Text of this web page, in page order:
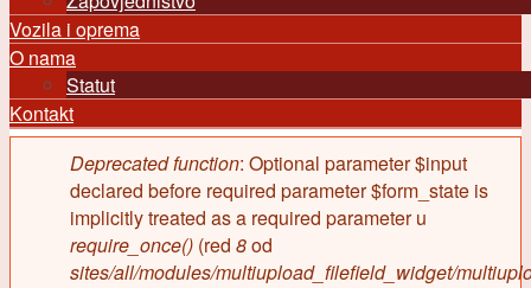
Vozila i oprema
O nama
Statut
Kontakt
Poruka greške
Deprecated function: Optional parameter $input
declared before required parameter $form_state is
implicitly treated as a required parameter u
require_once() (red 8od
sites/all/modules/multiupload_filefield_widget/